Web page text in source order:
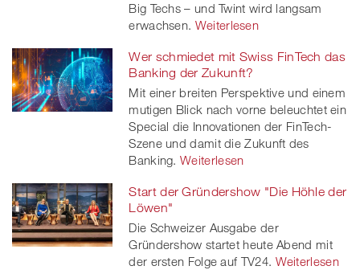
Big Techs – und Twint wird langsam
erwachsen. Weiterlesen
Wer schmiedet mit Swiss FinTech das
Banking der Zukunft?
Mit einer breiten Perspektive und einem
mutigen Blick nach vorne beleuchtet ein
Special die Innovationen der FinTech-
Szene und damit die Zukunft des
Banking. Weiterlesen
Start der Gründershow "Die Höhle der
Löwen"
Die Schweizer Ausgabe der
Gründershow startet heute Abend mit
der ersten Folge auf TV24. Weiterlesen